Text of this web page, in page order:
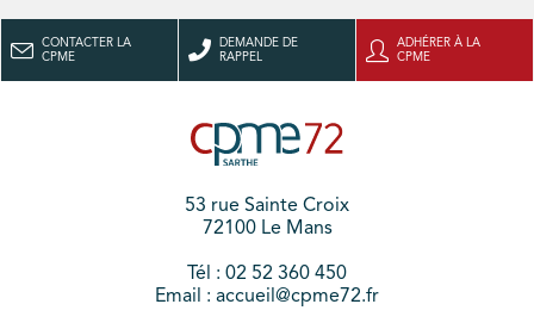
CONTACTER LA
CPME
DEMANDE DE
RAPPEL
ADHÉRER À LA
CPME
53 rue Sainte Croix
72100 Le Mans
Tél : 02 52 360 450
Email : accueil@cpme72.fr